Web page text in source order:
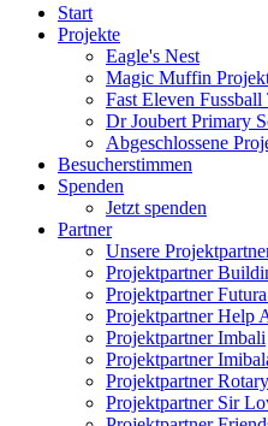
Start
Projekte
Eagle's Nest
Magic Muffin
Fast Eleven Fussball
Dr Joubert Primary
Abgeschlossene
Besucherstimmen
Spenden
Jetzt spenden
Partner
Unsere
Projektpartner
Projektpartner
Projektpartner Help
Projektpartner Imbali
Projektpartner
Projektpartner
Projektpartner Sir